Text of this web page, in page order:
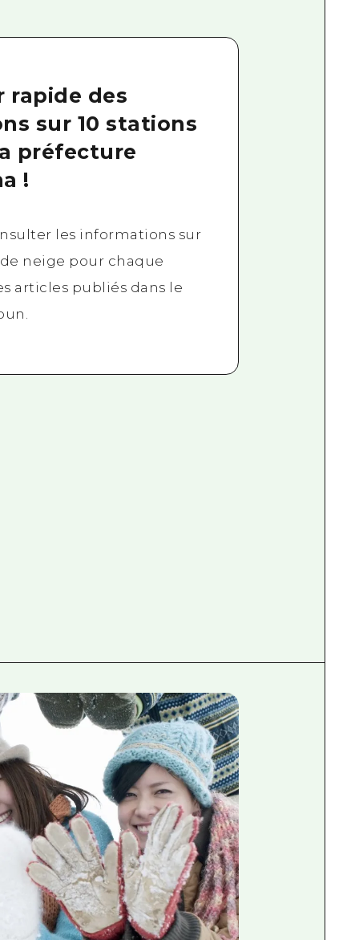
rapide des
sur 10 stations
préfecture
!
les informations sur
neige pour chaque
articles publiés dans le